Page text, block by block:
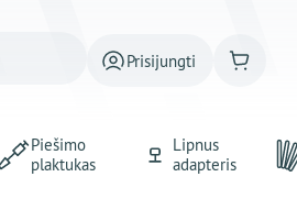
Prisijungti
Piešimo
plaktukas
Lipnus
adapteris